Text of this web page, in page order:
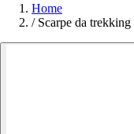
Home
/ Scarpe da